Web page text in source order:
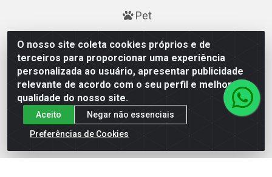
O nosso site coleta cookies próprios e de
terceiros para proporcionar uma experiência
personalizada ao usuário, apresentar publicidade
relevante de acordo com o seu perfil e melhorar a
qualidade do nosso site.
Aceito
Negar não essenciais
Preferências de Cookies
Pet
Bebidas
Saúde e Beleza
Higiene
Limpeza
Calçados